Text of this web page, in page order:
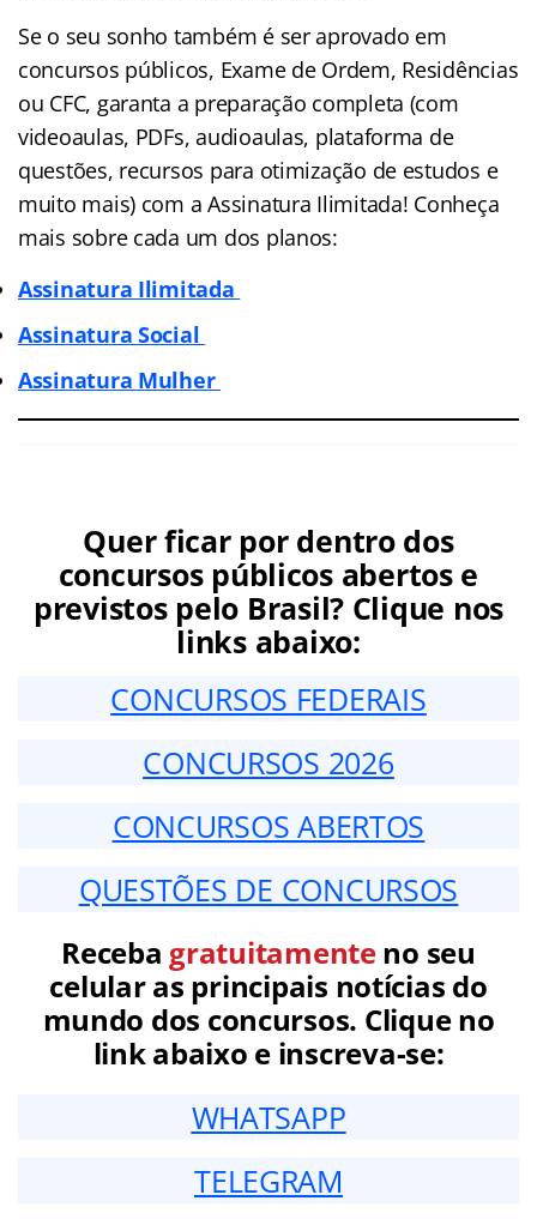
Se o seu sonho também é ser aprovado em
concursos públicos, Exame de Ordem, Residências
ou CFC, garanta a preparação completa (com
videoaulas, PDFs, audioaulas, plataforma de
questões, recursos para otimização de estudos e
muito mais) com a Assinatura Ilimitada! Conheça
mais sobre cada um dos planos:
Assinatura Ilimitada
Assinatura Social
Assinatura Mulher
Quer ficar por dentro dos
concursos públicos abertos e
previstos pelo Brasil? Clique nos
links abaixo:
CONCURSOS FEDERAIS
CONCURSOS 2026
CONCURSOS ABERTOS
QUESTÕES DE CONCURSOS
Receba gratuitamenteno seu
celular as principais notícias do
mundo dos concursos. Clique no
link abaixo e inscreva-se:
WHATSAPP
TELEGRAM